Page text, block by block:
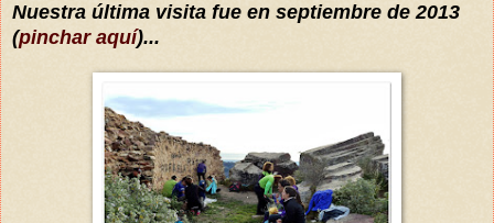
Nuestra última visita fue en septiembre de 2013
(pinchar aquí)...